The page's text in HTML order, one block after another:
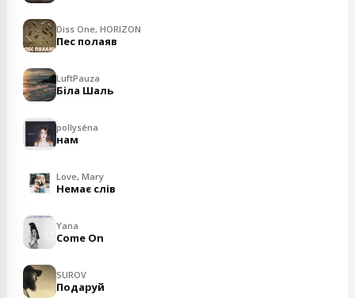
Diss One, HORIZON
Пес полаяв
LuftPauza
Біла Шаль
pollyséna
нам
Love, Mary
Немає слів
Yana
Come On
SUROV
Подаруй